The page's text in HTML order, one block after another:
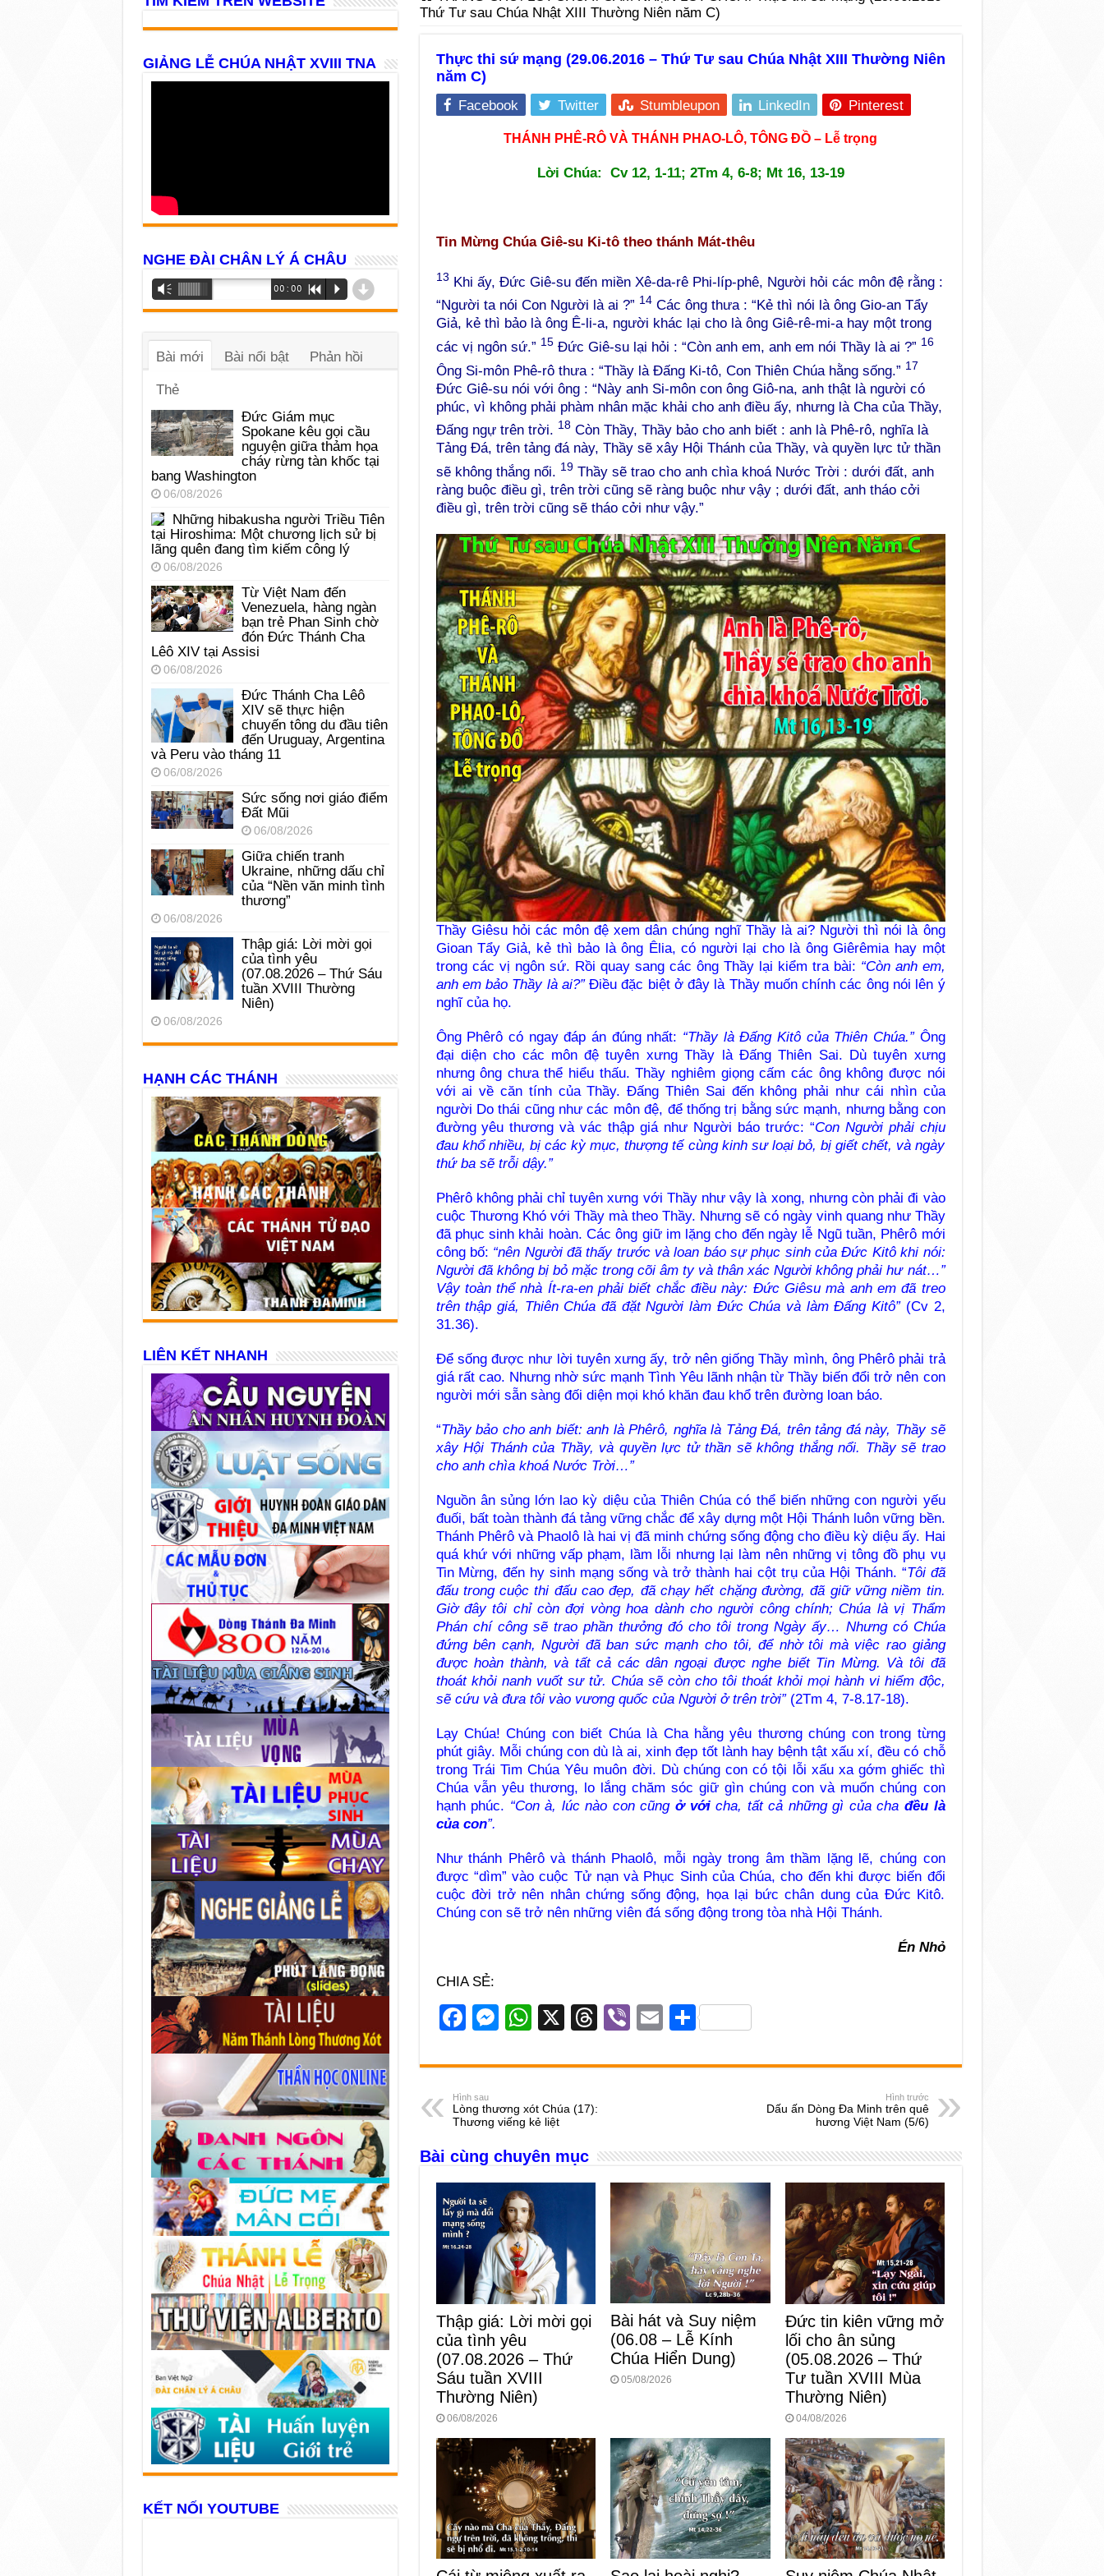
Thứ Tư sau Chúa Nhật XIII Thường Niên năm C)
Thực thi sứ mạng (29.06.2016 – Thứ Tư sau Chúa Nhật XIII Thường Niên
năm C)
Facebook Twitter Stumbleupon LinkedIn Pinterest
THÁNH PHÊ-RÔ VÀ THÁNH PHAO-LÔ, TÔNG ĐỒ – Lễ trọng
Lời Chúa: Cv 12, 1-11; 2Tm 4, 6-8; Mt 16, 13-19
Tin Mừng Chúa Giê-su Ki-tô theo thánh Mát-thêu
13 Khi ấy, Đức Giê-su đến miền Xê-da-rê Phi-líp-phê, Người hỏi các môn đệ rằng :
“Người ta nói Con Người là ai ?” 14Các ông thưa : “Kẻ thì nói là ông Gio-an Tẩy
Giả, kẻ thì bảo là ông Ê-li-a, người khác lại cho là ông Giê-rê-mi-a hay một trong
các vị ngôn sứ.” 15Đức Giê-su lại hỏi : “Còn anh em, anh em nói Thầy là ai ?” 16
Ông Si-môn Phê-rô thưa : “Thầy là Đấng Ki-tô, Con Thiên Chúa hằng sống.” 17
Đức Giê-su nói với ông : “Này anh Si-môn con ông Giô-na, anh thật là người có
phúc, vì không phải phàm nhân mặc khải cho anh điều ấy, nhưng là Cha của Thầy,
Đấng ngự trên trời. 18Còn Thầy, Thầy bảo cho anh biết : anh là Phê-rô, nghĩa là
Tảng Đá, trên tảng đá này, Thầy sẽ xây Hội Thánh của Thầy, và quyền lực tử thần
sẽ không thắng nổi. 19Thầy sẽ trao cho anh chìa khoá Nước Trời : dưới đất, anh
ràng buộc điều gì, trên trời cũng sẽ ràng buộc như vậy ; dưới đất, anh tháo cởi
điều gì, trên trời cũng sẽ tháo cởi như vậy.”
Thầy Giêsu hỏi các môn đệ xem dân chúng nghĩ Thầy là ai? Người thì nói là ông
Gioan Tẩy Giả, kẻ thì bảo là ông Êlia, có người lại cho là ông Giêrêmia hay một
trong các vị ngôn sứ. Rồi quay sang các ông Thầy lại kiểm tra bài: “Còn anh em,
anh em bảo Thầy là ai?”Điều đặc biệt ở đây là Thầy muốn chính các ông nói lên ý
nghĩ của họ.
Ông Phêrô có ngay đáp án đúng nhất: “Thầy là Đấng Kitô của Thiên Chúa.”Ông
đại diện cho các môn đệ tuyên xưng Thầy là Đấng Thiên Sai. Dù tuyên xưng
nhưng ông chưa thể hiểu thấu. Thầy nghiêm giọng cấm các ông không được nói
với ai về căn tính của Thầy. Đấng Thiên Sai đến không phải như cái nhìn của
người Do thái cũng như các môn đệ, để thống trị bằng sức mạnh, nhưng bằng con
đường yêu thương và vác thập giá như Người báo trước: “Con Người phải chịu
đau khổ nhiều, bị các kỳ mục, thượng tế cùng kinh sư loại bỏ, bị giết chết, và ngày
thứ ba sẽ trỗi dậy.”
Phêrô không phải chỉ tuyên xưng với Thầy như vậy là xong, nhưng còn phải đi vào
cuộc Thương Khó với Thầy mà theo Thầy. Nhưng sẽ có ngày vinh quang như Thầy
đã phục sinh khải hoàn. Các ông giữ im lặng cho đến ngày lễ Ngũ tuần, Phêrô mới
công bố: “nên Người đã thấy trước và loan báo sự phục sinh của Đức Kitô khi nói:
Người đã không bị bỏ mặc trong cõi âm ty và thân xác Người không phải hư nát…”
Vậy toàn thể nhà Ít-ra-en phải biết chắc điều này: Đức Giêsu mà anh em đã treo
trên thập giá, Thiên Chúa đã đặt Người làm Đức Chúa và làm Đấng Kitô” (Cv 2,
31.36).
Để sống được như lời tuyên xưng ấy, trở nên giống Thầy mình, ông Phêrô phải trả
giá rất cao. Nhưng nhờ sức mạnh Tình Yêu lãnh nhận từ Thầy biến đổi trở nên con
người mới sẵn sàng đối diện mọi khó khăn đau khổ trên đường loan báo.
“Thầy bảo cho anh biết: anh là Phêrô, nghĩa là Tảng Đá, trên tảng đá này, Thầy sẽ
xây Hội Thánh của Thầy, và quyền lực tử thần sẽ không thắng nổi. Thầy sẽ trao
cho anh chìa khoá Nước Trời…”
Nguồn ân sủng lớn lao kỳ diệu của Thiên Chúa có thể biến những con người yếu
đuối, bất toàn thành đá tảng vững chắc để xây dựng một Hội Thánh luôn vững bền.
Thánh Phêrô và Phaolô là hai vị đã minh chứng sống động cho điều kỳ diệu ấy. Hai
quá khứ với những vấp phạm, lầm lỗi nhưng lại làm nên những vị tông đồ phụ vụ
Tin Mừng, đến hy sinh mạng sống và trở thành hai cột trụ của Hội Thánh. “Tôi đã
đấu trong cuộc thi đấu cao đẹp, đã chạy hết chặng đường, đã giữ vững niềm tin.
Giờ đây tôi chỉ còn đợi vòng hoa dành cho người công chính; Chúa là vị Thẩm
Phán chí công sẽ trao phần thưởng đó cho tôi trong Ngày ấy… Nhưng có Chúa
đứng bên cạnh, Người đã ban sức mạnh cho tôi, để nhờ tôi mà việc rao giảng
được hoàn thành, và tất cả các dân ngoại được nghe biết Tin Mừng. Và tôi đã
thoát khỏi nanh vuốt sư tử. Chúa sẽ còn cho tôi thoát khỏi mọi hành vi hiểm độc,
sẽ cứu và đưa tôi vào vương quốc của Người ở trên trời”(2Tm 4, 7-8.17-18).
Lạy Chúa! Chúng con biết Chúa là Cha hằng yêu thương chúng con trong từng
phút giây. Mỗi chúng con dù là ai, xinh đẹp tốt lành hay bệnh tật xấu xí, đều có chỗ
trong Trái Tim Chúa Yêu muôn đời. Dù chúng con có tội lỗi xấu xa gớm ghiếc thì
Chúa vẫn yêu thương, lo lắng chăm sóc giữ gìn chúng con và muốn chúng con
hạnh phúc. “Con à, lúc nào con cũng ở vớicha, tất cả những gì của cha đều là
của con”.
Như thánh Phêrô và thánh Phaolô, mỗi ngày trong âm thầm lặng lẽ, chúng con
được “dìm” vào cuộc Tử nạn và Phục Sinh của Chúa, cho đến khi được biến đổi
cuộc đời trở nên nhân chứng sống động, họa lại bức chân dung của Đức Kitô.
Chúng con sẽ trở nên những viên đá sống động trong tòa nhà Hội Thánh.
Én Nhỏ
CHIA SẺ:
F
c
e
b
o
o
k
M
ss
n
g
er
W
at
A
p
p
X
T
e
d
s
Vi
er
E
ail
S
ar
Hình sau
Lòng thương xót Chúa (17):
Thương viếng kẻ liệt
Hình trước
Dấu ấn Dòng Đa Minh trên quê
hương Việt Nam (5/6)
Bài cùng chuyên mục
Thập giá: Lời mời gọi
của tình yêu
(07.08.2026 – Thứ
Sáu tuần XVIII
Thường Niên)
06/08/2026
Bài hát và Suy niệm
(06.08 – Lễ Kính
Chúa Hiển Dung)
05/08/2026
Đức tin kiên vững mở
lối cho ân sủng
(05.08.2026 – Thứ
Tư tuần XVIII Mùa
Thường Niên)
04/08/2026
GIẢNG LỄ CHÚA NHẬT XVIII TNA
NGHE ĐÀI CHÂN LÝ Á CHÂU
Trình
phát
âm
Vm 00:00 R P d
Bài mới Bài nổi bật Phản hồi
Thẻ
Đức Giám mục
Spokane kêu gọi cầu
nguyện giữa thảm họa
cháy rừng tàn khốc tại
bang Washington
06/08/2026
Những hibakusha người Triều Tiên
tại Hiroshima: Một chương lịch sử bị
lãng quên đang tìm kiếm công lý
06/08/2026
Từ Việt Nam đến
Venezuela, hàng ngàn
bạn trẻ Phan Sinh chờ
đón Đức Thánh Cha
Lêô XIV tại Assisi
06/08/2026
Đức Thánh Cha Lêô
XIV sẽ thực hiện
chuyến tông du đầu tiên
đến Uruguay, Argentina
và Peru vào tháng 11
06/08/2026
Sức sống nơi giáo điểm
Đất Mũi
06/08/2026
Giữa chiến tranh
Ukraine, những dấu chỉ
của “Nền văn minh tình
thương”
06/08/2026
Thập giá: Lời mời gọi
của tình yêu
(07.08.2026 – Thứ Sáu
tuần XVIII Thường
Niên)
06/08/2026
HẠNH CÁC THÁNH
LIÊN KẾT NHANH
KẾT NỐI YOUTUBE